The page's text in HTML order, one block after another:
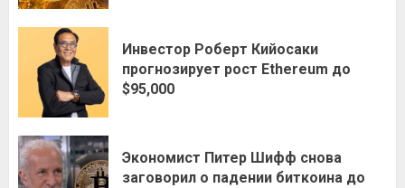
Инвестор Роберт Кийосаки
прогнозирует рост Ethereum до
$95,000
Экономист Питер Шифф снова
заговорил о падении биткоина до